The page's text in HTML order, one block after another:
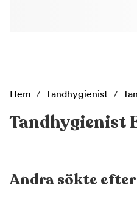
Hem / Tandhygienist /
Tandhygienist
Andra sökte efter